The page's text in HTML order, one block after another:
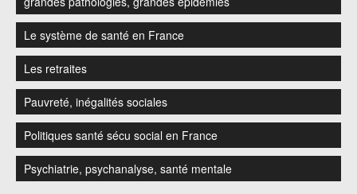
Le système de santé en France
Les retraites
Pauvreté, inégalités sociales
Politiques santé sécu social en France
Psychiatrie, psychanalyse, santé mentale